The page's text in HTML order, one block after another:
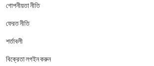
গোপনীয়তা নীতি
ফেরত নীতি
শর্তাবলী
বিক্রেতা লগইন করুন